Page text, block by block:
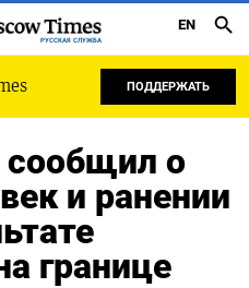
РУССКАЯ СЛУЖБА
EN
ПОДДЕРЖАТЬ
о
и ранении
границе